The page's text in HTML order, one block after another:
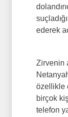
ederek
Zirvenin
özellikle
birçok
telefon